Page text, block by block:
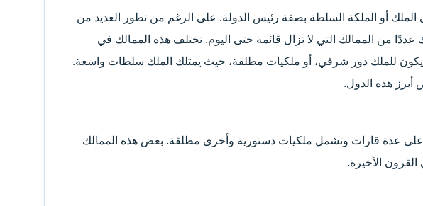
أو الملكة السلطة بصفة رئيس الدولة. على الرغم من تطور العديد من
من الممالك التي لا تزال قائمة حتى اليوم. تختلف هذه الممالك في
للملك دور شرفي، أو ملكيات مطلقة، حيث يمتلك الملك سلطات واسعة.
هذه الدول.
تتوزع هذه الممالك على عدة قارات وتشمل ملكيات دستورية وأخرى مطلقة. بعض هذه الممالك
الأخيرة.